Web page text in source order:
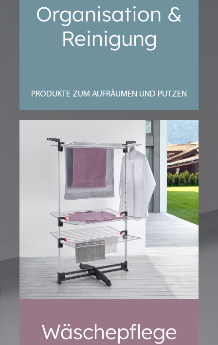
Organisation &
Reinigung
PRODUKTE ZUM AUFRÄUMEN UND PUTZEN
Wäschepflege